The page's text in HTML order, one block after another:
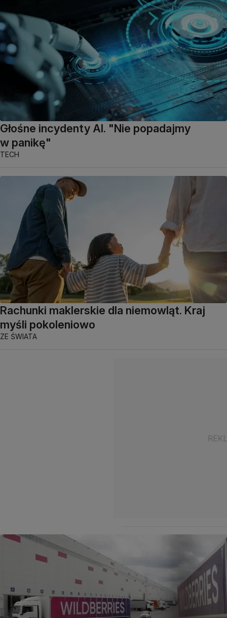
Głośne incydenty AI. "Nie popadajmy
w panikę"
TECH
Rachunki maklerskie dla niemowląt. Kraj
myśli pokoleniowo
ZE ŚWIATA